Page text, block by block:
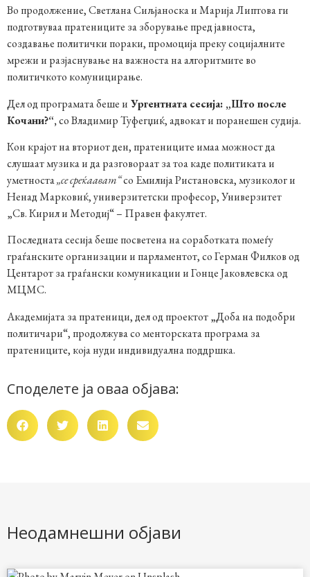
Во продолжение, Светлана Сиљјаноска и Марија Липтова ги
подготвуваа пратениците за зборување пред јавноста,
создавање политички пораки, промоција преку социјалните
мрежи и разјаснување на важноста на алгоритмите во
политичкото комуницирање.
Дел од програмата беше и Ургентната сесија: „Што после
Кочани?“,со Владимир Туфегџиќ, адвокат и поранешен судија.
Кон крајот на вториот ден, пратениците имаа можност да
слушаат музика и да разговораат за тоа каде политиката и
уметноста„се среќаават“со Емилија Ристановска, музиколог и
Ненад Марковиќ, универзитетски професор, Универзитет
„Св. Кирил и Методиј“ – Правен факултет.
Последната сесија беше посветена на соработката помеѓу
граѓанските организации и парламентот, со Герман Филков од
Центарот за граѓански комуникации и Гонце Јаковлевска од
МЦМС.
Академијата за пратеници, дел од проектот„Доба на подобри
политичари“, продолжува со менторската програма за
пратениците, која нуди индивидуална поддршка.
Споделете ја оваа објава:
Неодамнешни објави